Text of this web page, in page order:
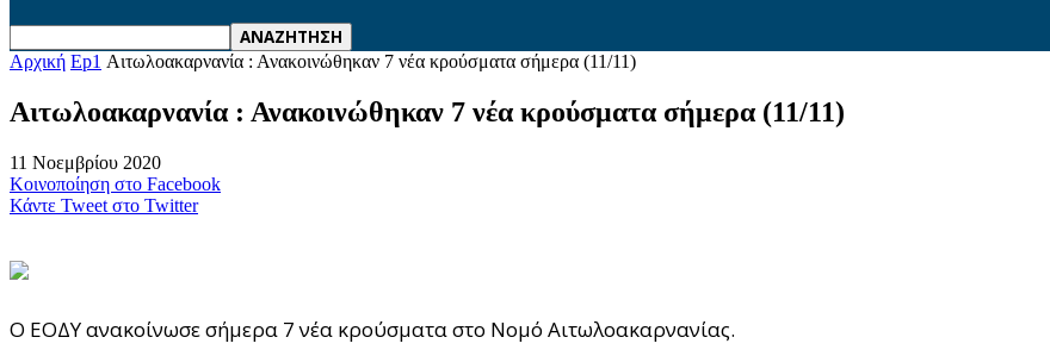
Αρχική Ep1 Αιτωλοακαρνανία : Ανακοινώθηκαν 7 νέα κρούσματα σήμερα (11/11)
Αιτωλοακαρνανία : Ανακοινώθηκαν 7 νέα κρούσματα σήμερα (11/11)
11 Νοεμβρίου 2020
Κοινοποίηση στο Facebook
Κάντε Tweet στο Twitter
Ο ΕΟΔΥ ανακοίνωσε σήμερα 7 νέα κρούσματα στο Νομό Αιτωλοακαρνανίας.